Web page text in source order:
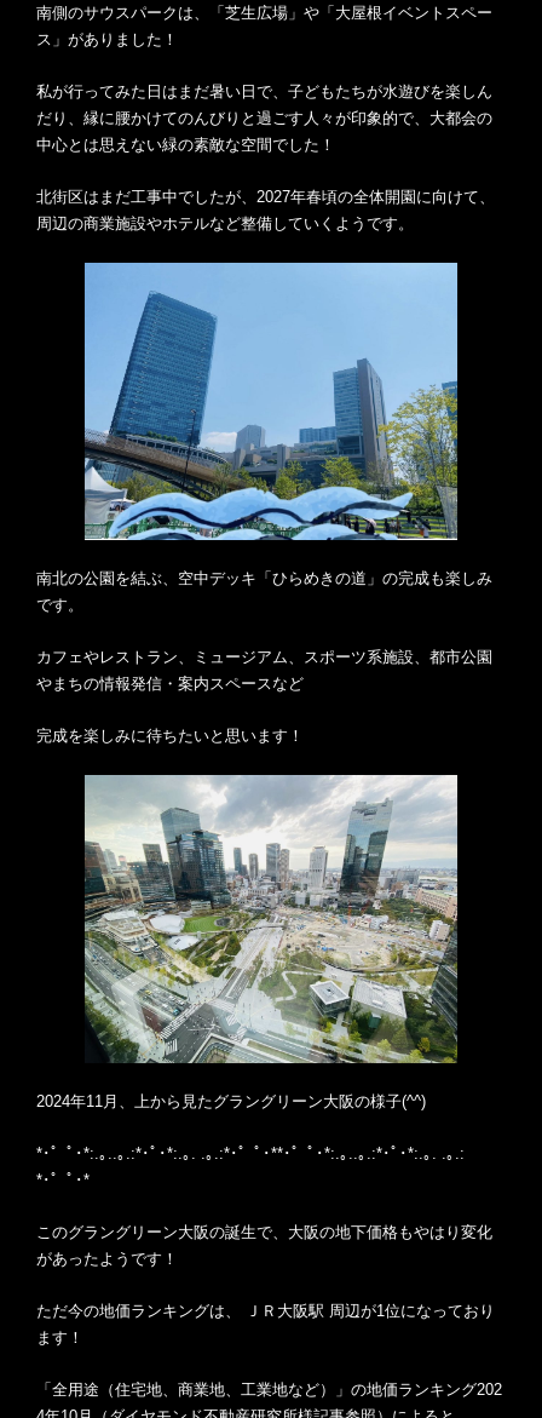
南側のサウスパークは、「芝生広場」や「大屋根イベントスペー
ス」がありました！
私が行ってみた日はまだ暑い日で、子どもたちが水遊びを楽しん
だり、縁に腰かけてのんびりと過ごす人々が印象的で、大都会の
中心とは思えない緑の素敵な空間でした！
北街区はまだ工事中でしたが、2027年春頃の全体開園に向けて、
周辺の商業施設やホテルなど整備していくようです。
南北の公園を結ぶ、空中デッキ「ひらめきの道」の完成も楽しみ
です。
カフェやレストラン、ミュージアム、スポーツ系施設、都市公園
やまちの情報発信・案内スペースなど
完成を楽しみに待ちたいと思います！
2024年11月、上から見たグラングリーン大阪の様子(^^)
*･゜ﾟ･*:.｡..｡.:*･ﾟ･*:.｡. .｡.:*･゜ﾟ･**･゜ﾟ･*:.｡..｡.:*･ﾟ･*:.｡. .｡.:
*･゜ﾟ･*
このグラングリーン大阪の誕生で、大阪の地下価格もやはり変化
があったようです！
ただ今の地価ランキングは、 ＪＲ大阪駅 周辺が1位になっており
ます！
「全用途（住宅地、商業地、工業地など）」の地価ランキング202